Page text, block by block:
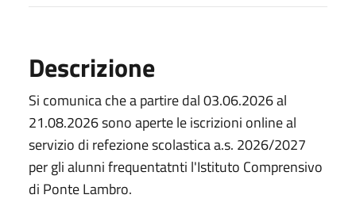
Descrizione
Si comunica che a partire dal 03.06.2026 al
21.08.2026 sono aperte le iscrizioni online al
servizio di refezione scolastica a.s. 2026/2027
per gli alunni frequentatnti l'Istituto Comprensivo
di Ponte Lambro.